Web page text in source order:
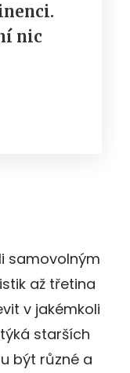
nic
samovolným
až třetina
v jakémkoli
starších
být různé a